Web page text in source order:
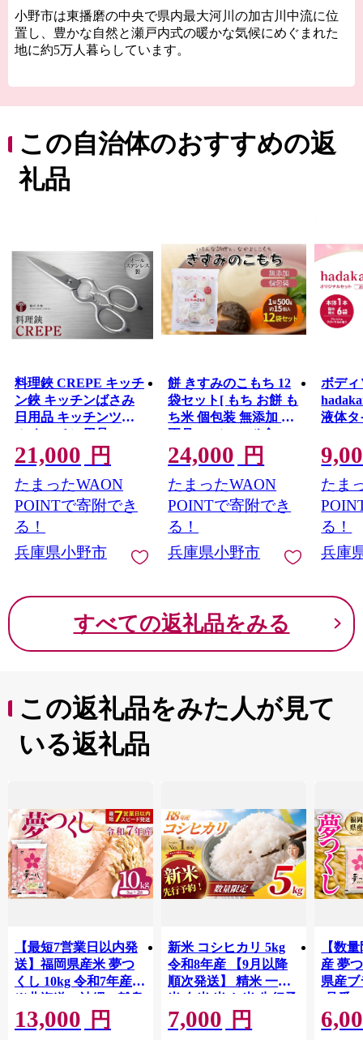
小野市は東播磨の中央で県内最大河川の加古川中流に位
置し、豊かな自然と瀬戸内式の暖かな気候にめぐまれた
地に約5万人暮らしています。
りと詰まっています。
そんな小野市の魅力をふるさと納税を通じて知っていた
だき、小野市の豊かさ人の優しさに触れていただければ
この自治体のおすすめの返
礼品
料理鋏 CREPE キッチ
ン鋏 キッチンばさみ
日用品 キッチンツー
ル キッチン用品
21,000 円
たまったWAON
POINTで寄附でき
る！
兵庫県小野市
餅 きすみのこもち 12
袋セット[ もち お餅 も
ち米 個包装 無添加 お
正月 ] コシ のび 食べ
やすい 小ぶり 半年以
上 保存 可能 安心 安全
24,000 円
たまったWAON
POINTで寄附でき
る！
兵庫県小野市
ボディ
液体タ
ア ボ
レッ
香り
ス用
い ボ
ライオ
たま
る！
兵庫
すべての返礼品をみる
この返礼品をみた人が見て
いる返礼品
【最短7営業日以内発
送】福岡県産米 夢つ
くし 10kg 令和7年産
※北海道・沖縄・離島
は配送不可 |【精米 単
一米 単一原料米 7年産
13,000 円
新米 コシヒカリ 5kg
令和8年産 【9月以降
順次発送】 精米 一等
米 白米 米 お米 先行予
約 数量 限定 こしひか
り 5キロ 米5kg ごはん
7,000 円
【数
産 夢
県産ブ
(品番